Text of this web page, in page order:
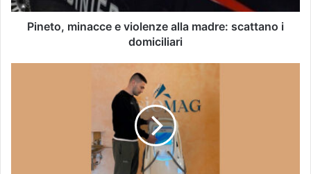
Pineto, minacce e violenze alla madre: scattano i
domiciliari